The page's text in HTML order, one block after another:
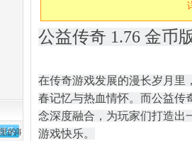
的呐喊
公益传奇 1.76 金币
在传奇游戏发展的漫长岁月里
春记忆与热血情怀。而公益传
念深度融合，为玩家们打造出
游戏快乐。